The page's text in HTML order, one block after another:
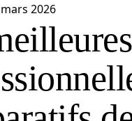
2026